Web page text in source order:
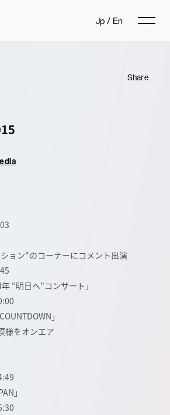
Jp / En
Share
ョン"のコーナーにコメント出演
“明日へ”コンサート」
」
様をオンエア
｣